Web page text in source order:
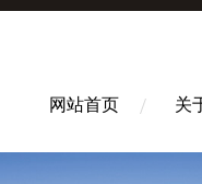
网站首页 关